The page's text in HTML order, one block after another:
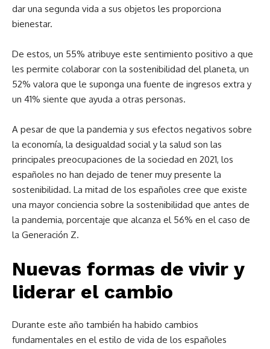
dar una segunda vida a sus objetos les proporciona
bienestar.
De estos, un 55% atribuye este sentimiento positivo a que
les permite colaborar con la sostenibilidad del planeta, un
52% valora que le suponga una fuente de ingresos extra y
un 41% siente que ayuda a otras personas.
A pesar de que la pandemia y sus efectos negativos sobre
la economía, la desigualdad social y la salud son las
principales preocupaciones de la sociedad en 2021, los
españoles no han dejado de tener muy presente la
sostenibilidad. La mitad de los españoles cree que existe
una mayor conciencia sobre la sostenibilidad que antes de
la pandemia, porcentaje que alcanza el 56% en el caso de
la Generación Z.
Nuevas formas de vivir y
liderar el cambio
Durante este año también ha habido cambios
fundamentales en el estilo de vida de los españoles